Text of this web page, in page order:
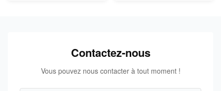
Contactez-nous
Vous pouvez nous contacter à tout moment !